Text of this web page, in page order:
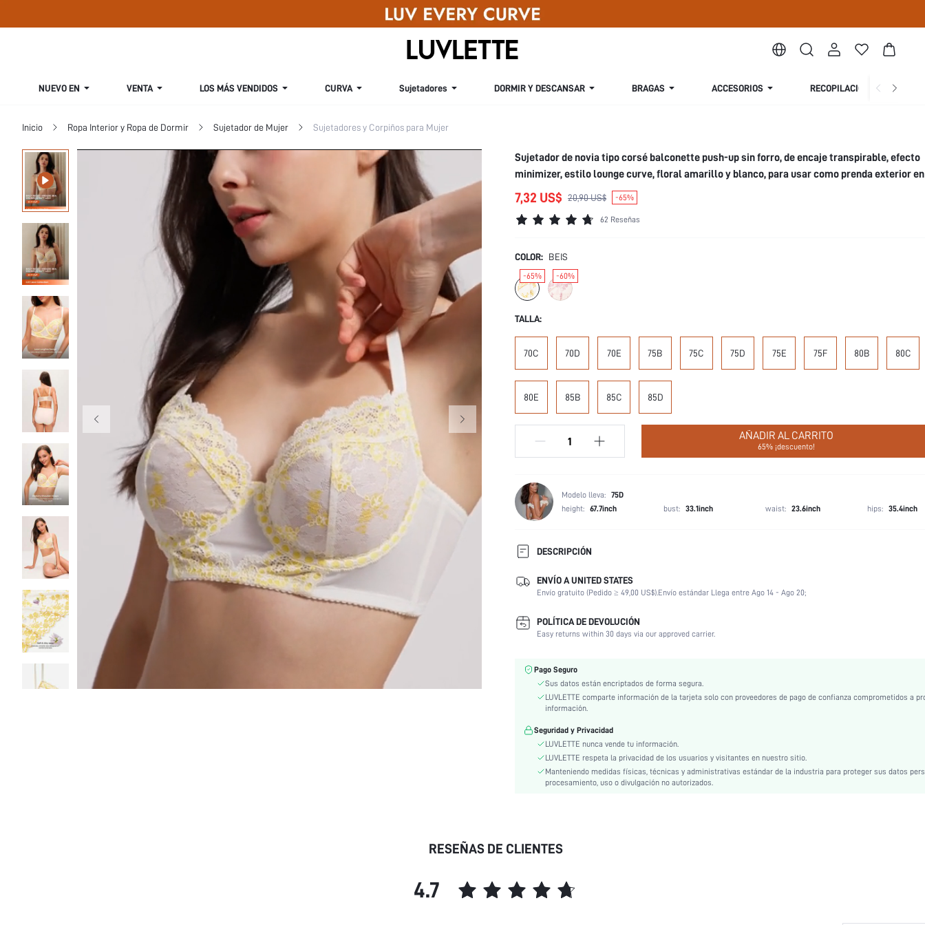
NUEVO EN VENTA LOS MÁS VENDIDOS CURVA Sujetadores DORMIR Y DESCANSAR BRAGAS ACCESORIOS RECOPILACIÓN
Inicio Ropa Interior y Ropa de Dormir Sujetador de Mujer Sujetadores y Corpiños para Mujer
Sujetador de novia tipo corsé balconette push-up sin forro, de encaje transpirable, efecto
minimizer, estilo lounge curve, floral amarillo y blanco, para usar como prenda exterior
7,32 US$ 20,90 US$ -65%
62 Reseñas
COLOR: BEIS
-65% -60%
TALLA:
70C 70D 70E 75B 75C 75D 75E 75F 80B 80C
80E 85B 85C 85D
AÑADIR AL CARRITO
65% ¡descuento!
Modelo lleva: 75D
height: 67.7inch bust: 33.1inch waist: 23.6inch hips: 35.4inch
DESCRIPCIÓN
Tipo de Tirantes:
Tirantes ajustables
Tipo de Copa:
Balconette
Color:
Beis
Longitud:
Micro
Aros:
Escenarios:
Boda, Vacación, Fiesta, Cumpleaños, Festival de Música, Fecha, Oficina, Casa, Diario,
Elasticidad de la tela:
Estiramiento medio
Usuarios de Ropa Interior y
Ropa para Dormir:
Sujección: Soporte Medio
Festivales:
Navideño, Halloween, Día de Acción de Gracias, Vuelta a Clase, Día de San Valentín,
Adha
Tipo funcional:
Tipo de Sujetador:
ENVÍO A UNITED STATES
Envío gratuito (Pedido ≥ 49,00 US$).Envío estándar Llega entre Ago 14 - Ago 20;
POLÍTICA DE DEVOLUCIÓN
Easy returns within 30 days via our approved carrier.
Pago Seguro
Sus datos están encriptados de forma segura.
LUVLETTE comparte información de la tarjeta solo con proveedores de pago de confianza comprometidos a
información.
Seguridad y Privacidad
LUVLETTE nunca vende tu información.
LUVLETTE respeta la privacidad de los usuarios y visitantes en nuestro sitio.
Manteniendo medidas físicas, técnicas y administrativas estándar de la industria para proteger sus datos
procesamiento, uso o divulgación no autorizados.
RESEÑAS DE CLIENTES
4.7